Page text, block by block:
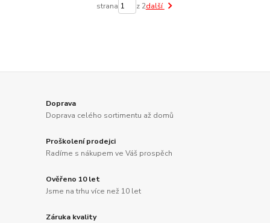
strana z 2další
Doprava
Doprava celého sortimentu až domů
Proškolení prodejci
Radíme s nákupem ve Váš prospěch
Ověřeno 10 let
Jsme na trhu více než 10 let
Záruka kvality